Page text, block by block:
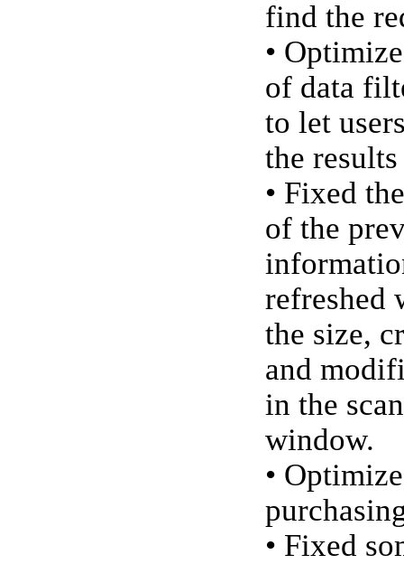
find the
•
of data
to let
the
• Fixed
of the
refreshed
the size,
and
in the
window.
•
• Fixed